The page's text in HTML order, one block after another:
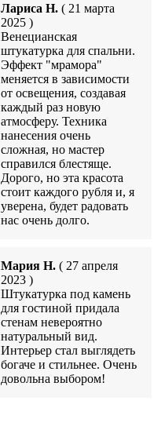
Лариса Н. ( 21 марта
2025 )
Венецианская
штукатурка для спальни.
Эффект "мрамора"
меняется в зависимости
от освещения, создавая
каждый раз новую
атмосферу. Техника
нанесения очень
сложная, но мастер
справился блестяще.
Дорого, но эта красота
стоит каждого рубля и, я
уверена, будет радовать
нас очень долго.
Мария Н. ( 27 апреля
2023 )
Штукатурка под камень
для гостиной придала
стенам невероятно
натуральный вид.
Интерьер стал выглядеть
богаче и стильнее. Очень
довольна выбором!